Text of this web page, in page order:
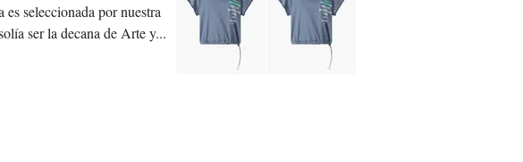
seleccionada por nuestra
ser la decana de Arte y...